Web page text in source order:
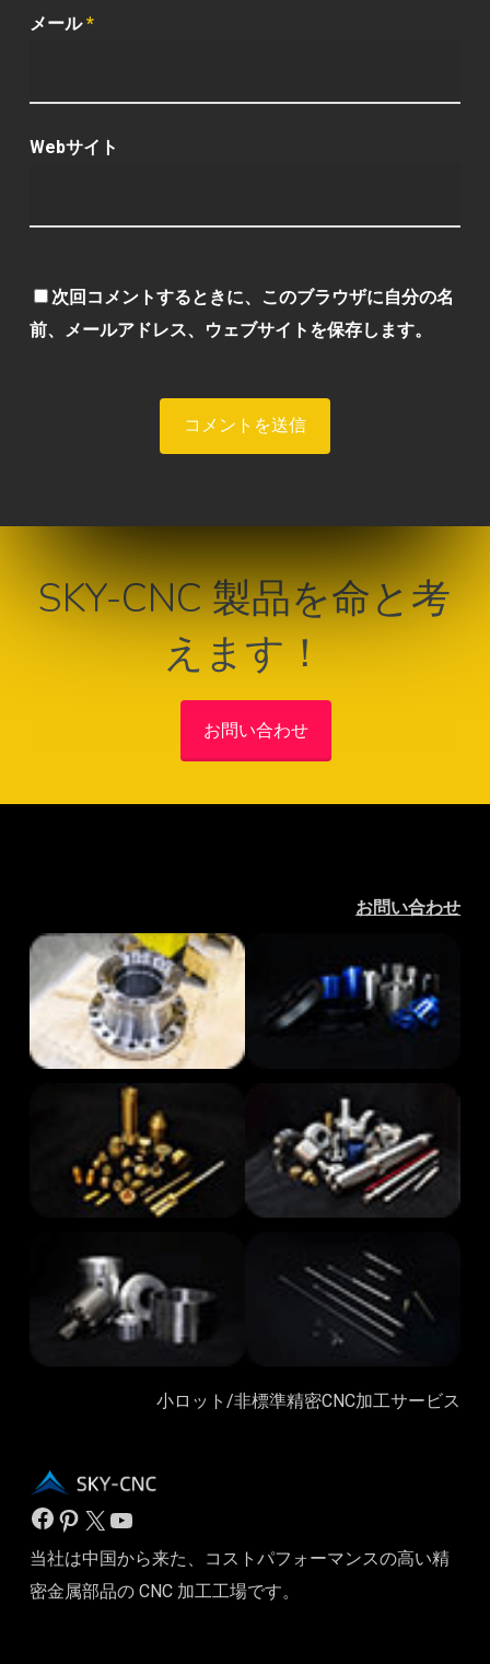
メール*
Webサイト
次回コメントするときに、このブラウザに自分の名
前、メールアドレス、ウェブサイトを保存します。
Alternative:
SKY-CNC 製品を命と考
えます！
お問い合わせ
お問い合わせ
小ロット/非標準精密CNC加工サービス
フェイスブック ピンタレストX
当社は中国から来た、コストパフォーマンスの高い精
密金属部品の CNC 加工工場です。